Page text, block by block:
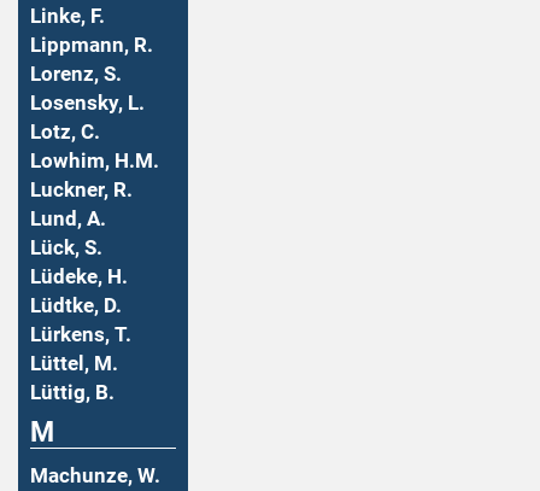
Linke, F.
Lippmann, R.
Lorenz, S.
Losensky, L.
Lotz, C.
Lowhim, H.M.
Luckner, R.
Lund, A.
Lück, S.
Lüdeke, H.
Lüdtke, D.
Lürkens, T.
Lüttel, M.
Lüttig, B.
M
Machunze, W.